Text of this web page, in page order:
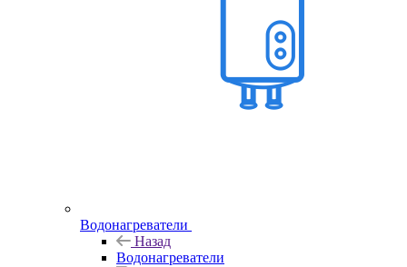
Водонагреватели
Назад
Водонагреватели